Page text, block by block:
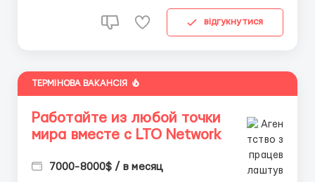
відгукнутися
ТЕРМІНОВА ВАКАНСІЯ
Работайте из любой точки
мира вместе с LTO Network
7000-8000$ / в месяц